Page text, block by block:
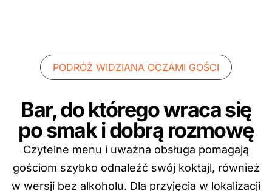
PODRÓŻ WIDZIANA OCZAMI GOŚCI
Bar, do którego wraca się
po smak i dobrą rozmowę
Czytelne menu i uważna obsługa pomagają
gościom szybko odnaleźć swój koktajl, również
w wersji bez alkoholu. Dla przyjęcia w lokalizacji